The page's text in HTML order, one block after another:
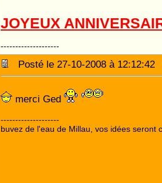
JOYEUX
--------------------
Posté le 27-10-2008 à
merci Ged
--------------------
buvez de l'eau de Millau, vos idées seront